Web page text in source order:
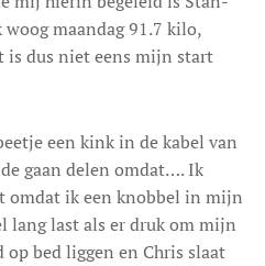
maandag 91.7 kilo,
is dus niet eens mijn start
een kink in de kabel van
gaan delen omdat…. Ik
omdat ik een knobbel in mijn
lang last als er druk om mijn
bed liggen en Chris slaat